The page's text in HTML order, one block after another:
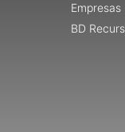
Empresas
BD